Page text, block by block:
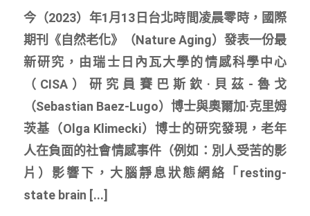
今（2023）年1月13日台北時間凌晨零時，國際
期刊《自然老化》（Nature Aging）發表一份最
新研究，由瑞士日內瓦大學的情感科學中心
（CISA）研究員賽巴斯欽·貝茲-魯戈
（Sebastian Baez-Lugo）博士與奧爾加·克里姆
茨基（Olga Klimecki）博士的研究發現，老年
人在負面的社會情感事件（例如：別人受苦的影
片）影響下，大腦靜息狀態網絡「resting-
state brain [...]